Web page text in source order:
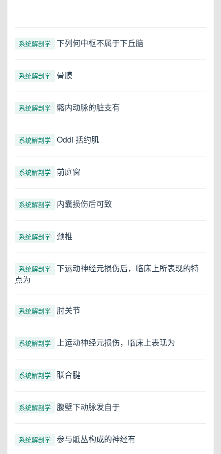
系统解剖学 下列何中枢不属于下丘脑
系统解剖学 骨膜
系统解剖学 髂内动脉的脏支有
系统解剖学 Oddi 括约肌
系统解剖学 前庭窗
系统解剖学 内囊损伤后可致
系统解剖学 颈椎
系统解剖学
下运动神经元损伤后，临床上所表现的特
点为
系统解剖学 肘关节
系统解剖学 上运动神经元损伤，临床上表现为
系统解剖学 联合腱
系统解剖学 腹壁下动脉发自于
系统解剖学 参与骶丛构成的神经有